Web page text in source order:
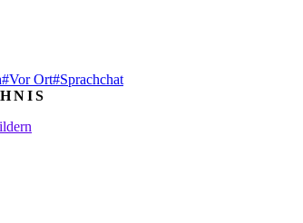
#Vor Ort#Sprachchat